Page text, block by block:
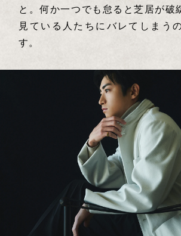
と。何か一つでも怠ると芝居が破
見ている人たちにバレてしまう
す。